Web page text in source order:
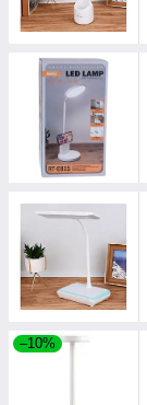
–10%